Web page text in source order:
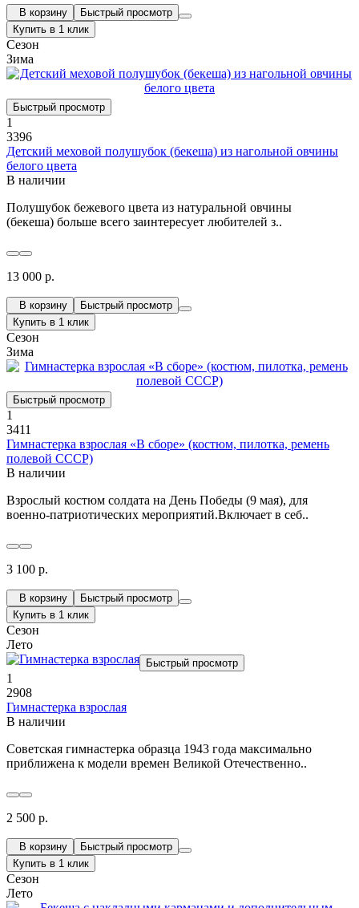
В корзину
Быстрый просмотр
Купить в 1 клик
Сезон
Зима
Быстрый просмотр
1
3396
Детский меховой полушубок (бекеша) из нагольной овчины
белого цвета
В наличии
Полушубок бежевого цвета из натуральной овчины
(бекеша) больше всего заинтересует любителей з..
13 000 р.
В корзину
Быстрый просмотр
Купить в 1 клик
Сезон
Зима
Быстрый просмотр
1
3411
Гимнастерка взрослая «В сборе» (костюм, пилотка, ремень
полевой СССР)
В наличии
Взрослый костюм солдата на День Победы (9 мая), для
военно-патриотических мероприятий.Включает в себ..
3 100 р.
В корзину
Быстрый просмотр
Купить в 1 клик
Сезон
Лето
Быстрый просмотр
1
2908
Гимнастерка взрослая
В наличии
Советская гимнастерка образца 1943 года максимально
приближена к модели времен Великой Отечественно..
2 500 р.
В корзину
Быстрый просмотр
Купить в 1 клик
Сезон
Лето